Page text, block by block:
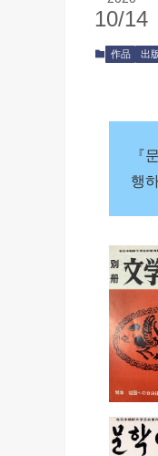
10/14
作品 出
『
행